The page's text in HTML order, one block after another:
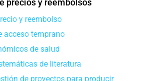
precios y reembolsos
y reembolso
acceso temprano
de salud
de literatura
de proyectos para producir